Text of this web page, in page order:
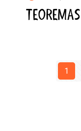
TEOREMAS
1